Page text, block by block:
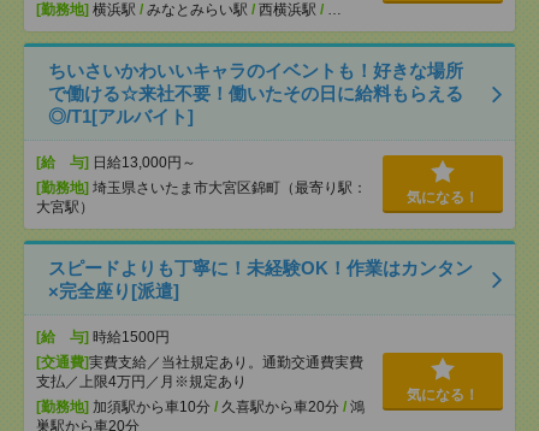
[勤務地] 横浜駅 / みなとみらい駅 / 西横浜駅 / …
ちいさいかわいいキャラのイベントも！好きな場所
で働ける☆来社不要！働いたその日に給料もらえる
◎/T1[アルバイト]
[給 与] 日給13,000円～
[勤務地] 埼玉県さいたま市大宮区錦町（最寄り駅：
大宮駅）
気になる！
スピードよりも丁寧に！未経験OK！作業はカンタン
×完全座り[派遣]
[給 与] 時給1500円
[交通費]実費支給／当社規定あり。通勤交通費実費
支払／上限4万円／月※規定あり
[勤務地] 加須駅から車10分 / 久喜駅から車20分 / 鴻
巣駅から車20分
気になる！